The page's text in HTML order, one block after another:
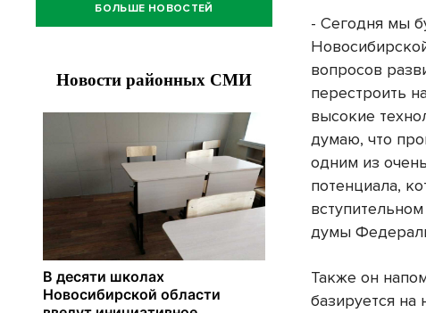
- Сегодня мы
вопросов
перестроить
высокие
думаю, что
одним из
потенциала,
думы
Также он
базируется на
БОЛЬШЕ НОВОСТЕЙ